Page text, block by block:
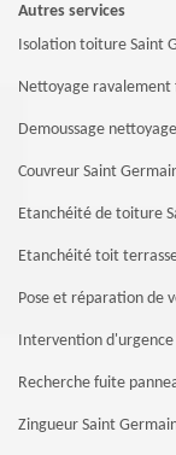
Autres services
Isolation toiture Saint
Nettoyage ravalement
Demoussage
Couvreur Saint
Etanchéité de toiture
Etanchéité toit
Pose et réparation de
Intervention
Recherche fuite
Zingueur Saint